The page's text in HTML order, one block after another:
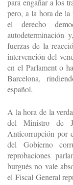
para engañar a los
pero, a la hora de la
el derecho
autodeterminación
fuerzas de la
intervención del
en el Parlament o
Barcelona,
español.
A la hora de la
del Ministro de
Anticorrupción por
del Gobierno
reprobaciones
burgués no vale
el Fiscal General